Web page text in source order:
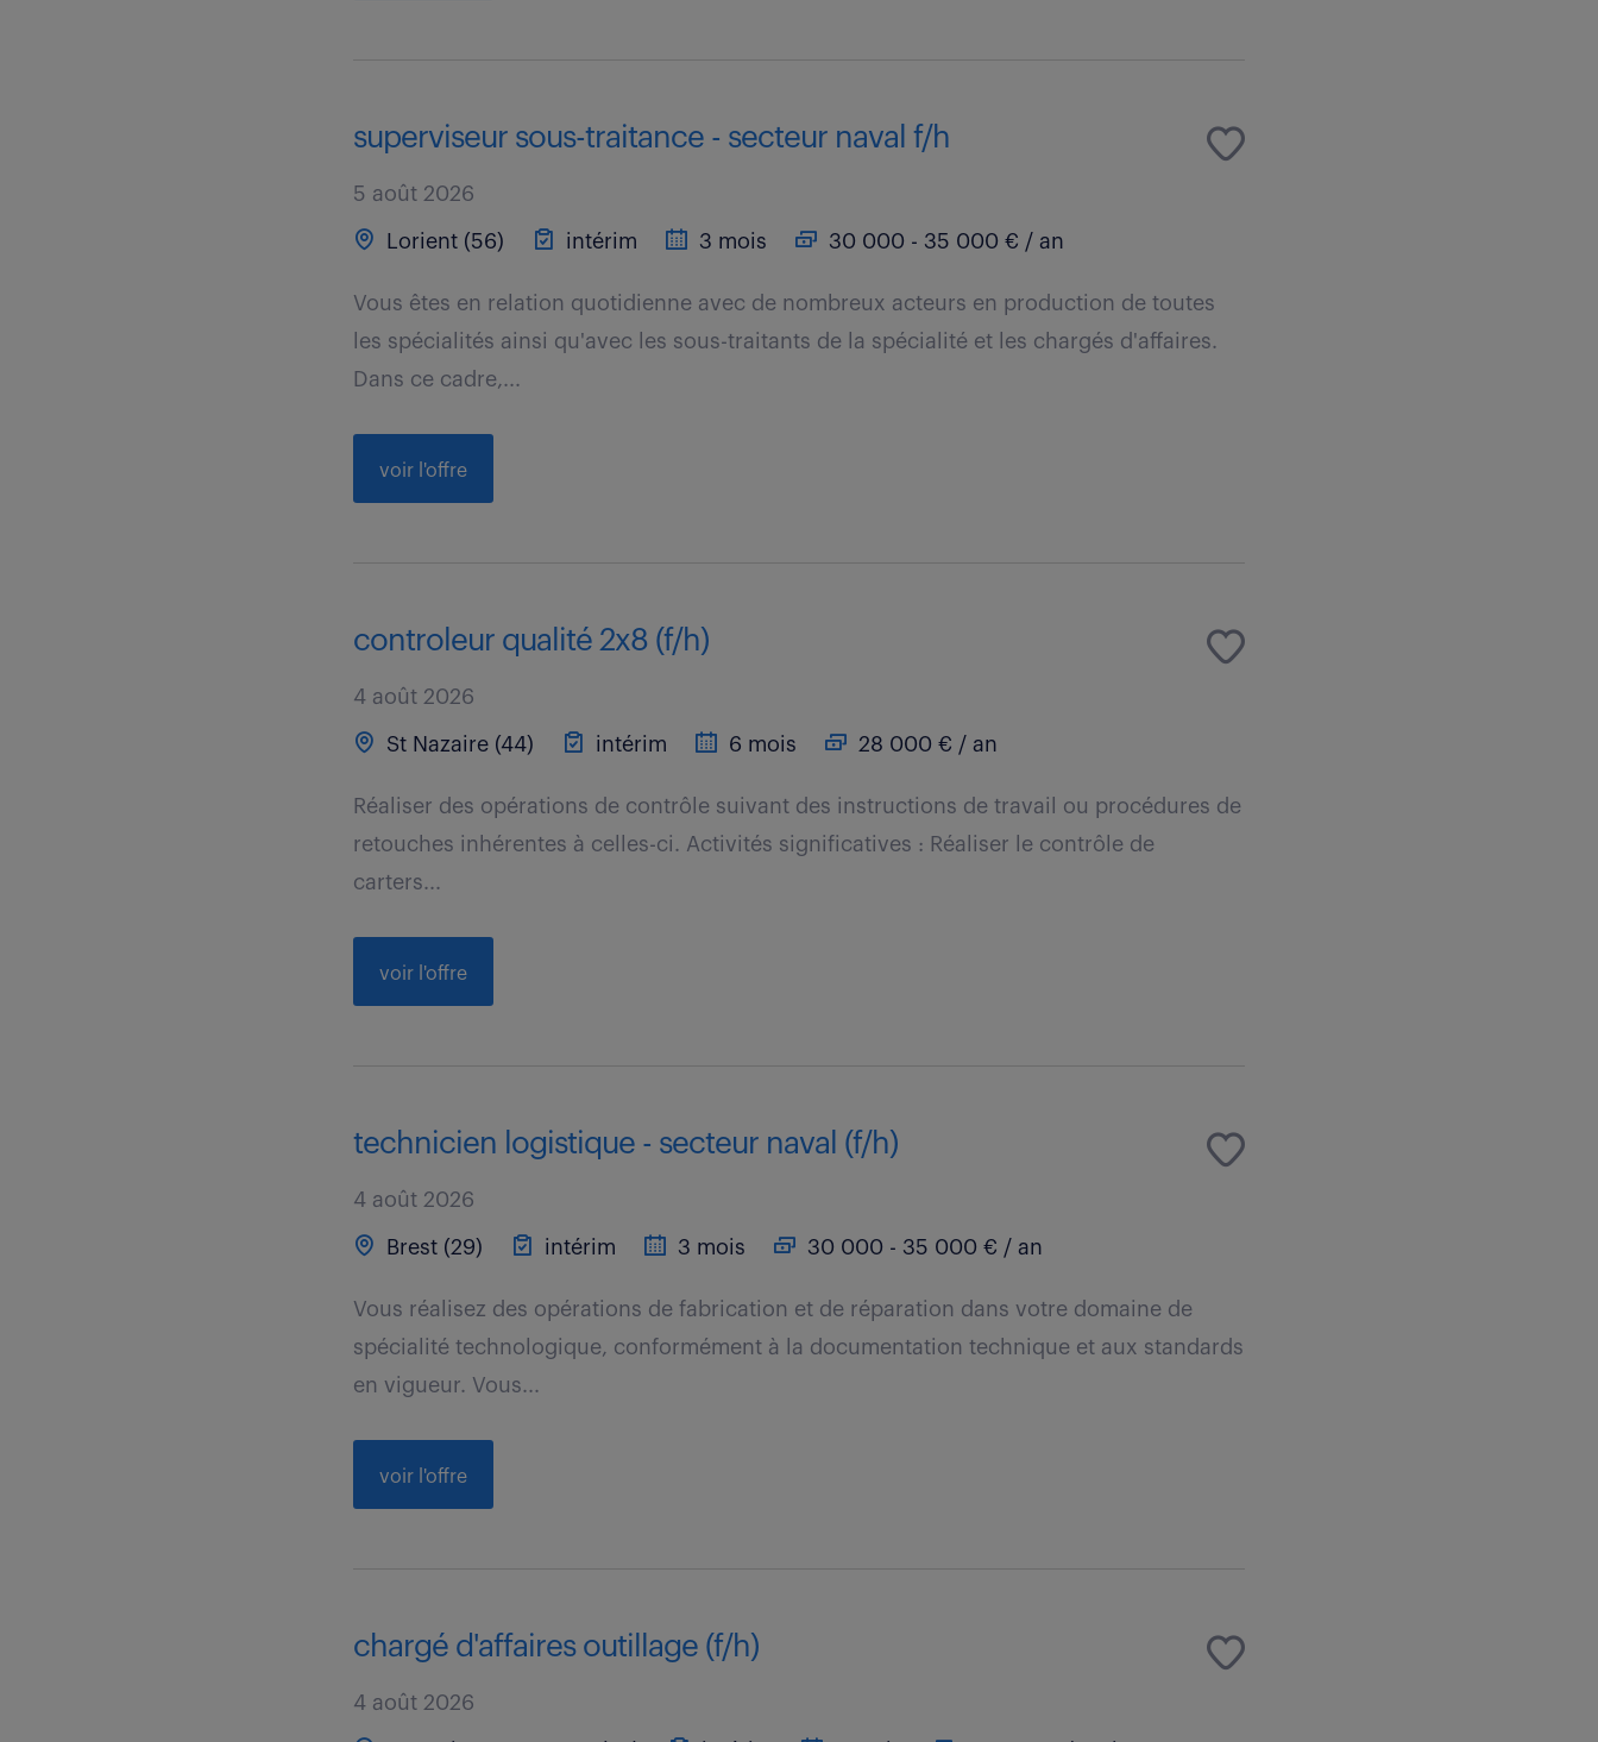
superviseur sous-traitance - secteur naval f/h
5 août 2026
Lorient (56) intérim 3 mois 30 000 - 35 000 € / an
Vous êtes en relation quotidienne avec de nombreux acteurs en production de toutes
les spécialités ainsi qu'avec les sous-traitants de la spécialité et les chargés d'affaires.
Dans ce cadre,...
voir l'offre
controleur qualité 2x8 (f/h)
4 août 2026
St Nazaire (44) intérim 6 mois 28 000 € / an
Réaliser des opérations de contrôle suivant des instructions de travail ou procédures de
retouches inhérentes à celles-ci. Activités significatives : Réaliser le contrôle de
carters...
voir l'offre
technicien logistique - secteur naval (f/h)
4 août 2026
Brest (29) intérim 3 mois 30 000 - 35 000 € / an
Vous réalisez des opérations de fabrication et de réparation dans votre domaine de
spécialité technologique, conformément à la documentation technique et aux standards
en vigueur. Vous...
voir l'offre
chargé d'affaires outillage (f/h)
4 août 2026